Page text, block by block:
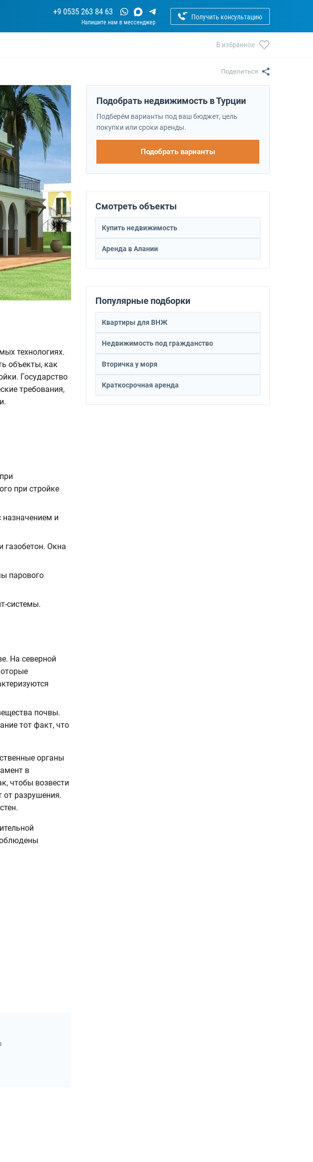
+9 0535 263 84 63
Получить консультацию
В избранное
Поделиться
технологиях.
объекты, как
Государство
требования,
при стройке
назначением и
газобетон. Окна
парового
системы.
На северной
почвы.
тот факт, что
органы
в
чтобы возвести
от разрушения.
Подобрать недвижимость в Турции
Подберём варианты под ваш бюджет, цель
покупки или сроки аренды.
Подобрать варианты
Смотреть объекты
Купить недвижимость
Аренда в Алании
Популярные подборки
Квартиры для ВНЖ
Недвижимость под гражданство
Вторичка у моря
Краткосрочная аренда